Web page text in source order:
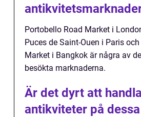
Portobello Road Market i
Puces de Saint-Ouen i Paris
Market i Bangkok är några av
besökta marknaderna.
Är det dyrt att handla
antikviteter på dessa